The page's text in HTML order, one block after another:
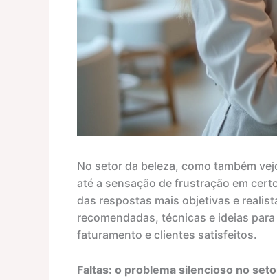
No setor da beleza, como também
até a sensação de frustração em
das respostas mais objetivas e
recomendadas, técnicas e ideias
faturamento e clientes satisfeitos.
Faltas: o problema silencioso no